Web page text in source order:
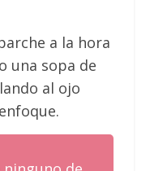
a la hora
una sopa de
al ojo